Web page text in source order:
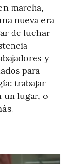
marcha,
nueva era
de luchar
y
para
trabajar
un lugar, o